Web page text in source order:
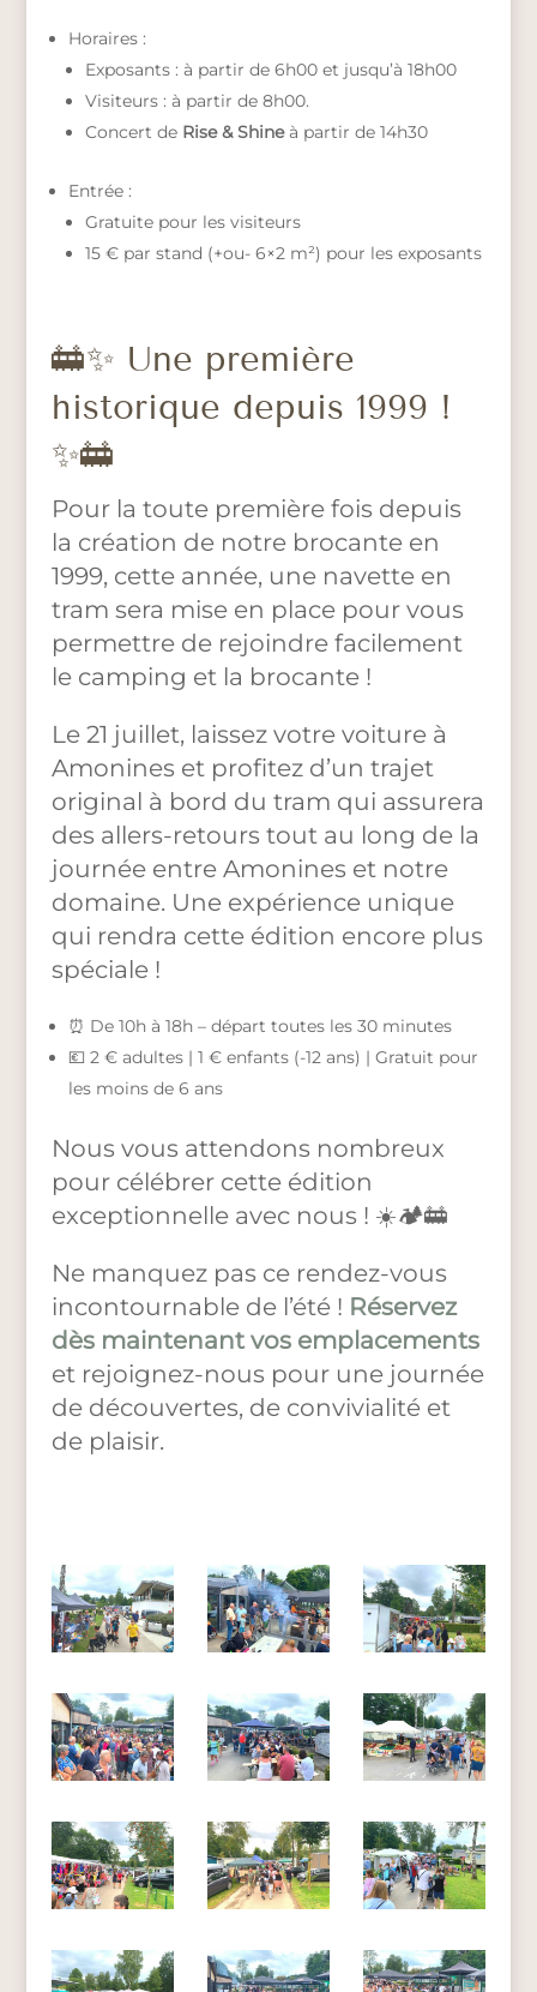
Horaires :
Exposants : à partir de 6h00 et jusqu’à 18h00
Visiteurs : à partir de 8h00.
Concert de Rise & Shineà partir de 14h30
Entrée :
Gratuite pour les visiteurs
15 € par stand (+ou- 6×2 m²) pour les exposants
🚋✨ Une première
historique depuis 1999 !
✨🚋
Pour la toute première fois depuis
la création de notre brocante en
1999, cette année, une navette en
tram sera mise en place pour vous
permettre de rejoindre facilement
le camping et la brocante !
Le 21 juillet, laissez votre voiture à
Amonines et profitez d’un trajet
original à bord du tram qui assurera
des allers-retours tout au long de la
journée entre Amonines et notre
domaine. Une expérience unique
qui rendra cette édition encore plus
spéciale !
⏰ De 10h à 18h – départ toutes les 30 minutes
💶 2 € adultes | 1 € enfants (-12 ans) | Gratuit pour
les moins de 6 ans
Nous vous attendons nombreux
pour célébrer cette édition
exceptionnelle avec nous ! ☀️🏕️🚋
Ne manquez pas ce rendez-vous
incontournable de l’été ! Réservez
dès maintenant vos emplacements
et rejoignez-nous pour une journée
de découvertes, de convivialité et
de plaisir.